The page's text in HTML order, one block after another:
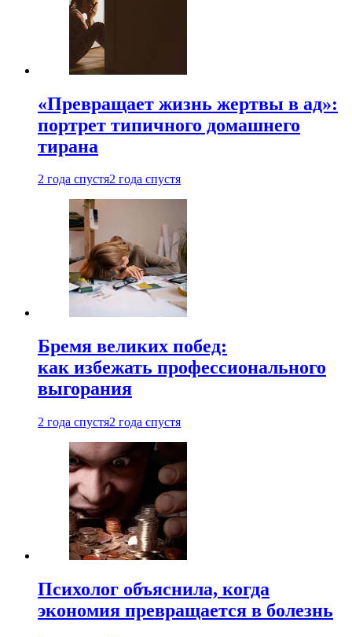
«Превращает жизнь жертвы в ад»:
портрет типичного домашнего
тирана
2 года спустя2 года спустя
Бремя великих побед:
как избежать профессионального
выгорания
2 года спустя2 года спустя
Психолог объяснила, когда
экономия превращается в болезнь